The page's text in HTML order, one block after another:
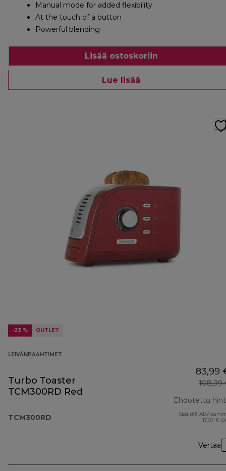
Manual mode for added flexibility
At the touch of a button
Powerful blending
Lisää ostoskoriin
Lue lisää
-23 % OUTLET
LEIVÄNPAAHTIMET
Turbo Toaster
TCM300RD Red
TCM300RD
83,99
108,99
Ehdotettu
Sisältää ALV-
17,07 €
Vertaa